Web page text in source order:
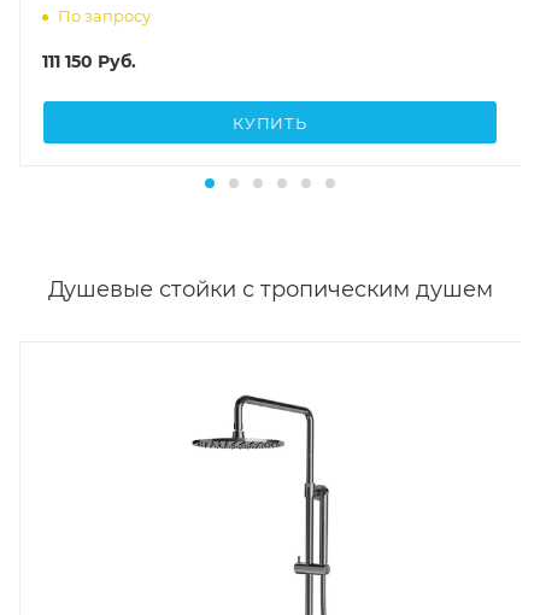
По запросу
111 150 Руб.
КУПИТЬ
Душевые стойки с тропическим душем